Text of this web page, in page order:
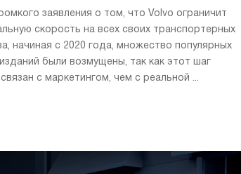
заявления о том, что Volvo ограничит
скорость на всех своих транспортерных
начиная с 2020 года, множество популярных
были возмущены, так как этот шаг
с маркетингом, чем с реальной ...